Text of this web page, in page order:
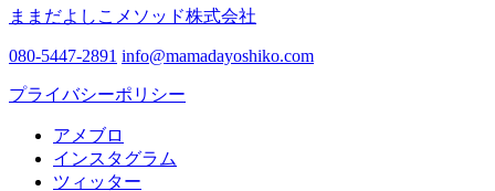
ままだよしこメソッド株式会社
080-5447-2891 info@mamadayoshiko.com
プライバシーポリシー
アメブロ
インスタグラム
ツィッター